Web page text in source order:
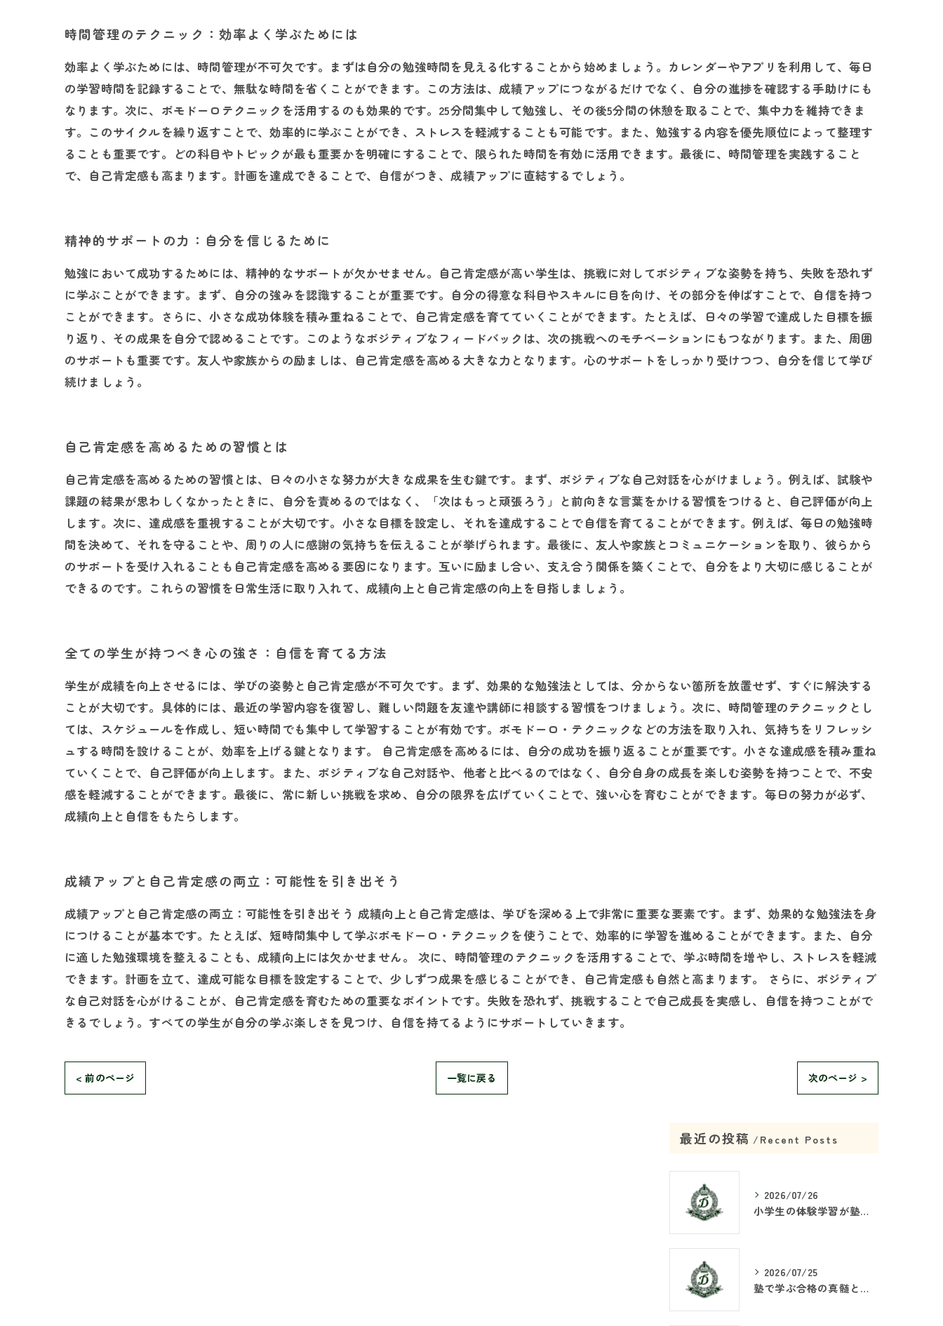
時間管理のテクニック：効率よく学ぶためには
効率よく学ぶためには、時間管理が不可欠です。まずは自分の勉強時間を見える化することから始めましょう。カレンダーやアプリを利用して、毎日
の学習時間を記録することで、無駄な時間を省くことができます。この方法は、成績アップにつながるだけでなく、自分の進捗を確認する手助けにも
なります。次に、ポモドーロテクニックを活用するのも効果的です。25分間集中して勉強し、その後5分間の休憩を取ることで、集中力を維持できま
す。このサイクルを繰り返すことで、効率的に学ぶことができ、ストレスを軽減することも可能です。また、勉強する内容を優先順位によって整理す
ることも重要です。どの科目やトピックが最も重要かを明確にすることで、限られた時間を有効に活用できます。最後に、時間管理を実践すること
で、自己肯定感も高まります。計画を達成できることで、自信がつき、成績アップに直結するでしょう。
精神的サポートの力：自分を信じるために
勉強において成功するためには、精神的なサポートが欠かせません。自己肯定感が高い学生は、挑戦に対してポジティブな姿勢を持ち、失敗を恐れず
に学ぶことができます。まず、自分の強みを認識することが重要です。自分の得意な科目やスキルに目を向け、その部分を伸ばすことで、自信を持つ
ことができます。さらに、小さな成功体験を積み重ねることで、自己肯定感を育てていくことができます。たとえば、日々の学習で達成した目標を振
り返り、その成果を自分で認めることです。このようなポジティブなフィードバックは、次の挑戦へのモチベーションにもつながります。また、周囲
のサポートも重要です。友人や家族からの励ましは、自己肯定感を高める大きな力となります。心のサポートをしっかり受けつつ、自分を信じて学び
続けましょう。
自己肯定感を高めるための習慣とは
自己肯定感を高めるための習慣とは、日々の小さな努力が大きな成果を生む鍵です。まず、ポジティブな自己対話を心がけましょう。例えば、試験や
課題の結果が思わしくなかったときに、自分を責めるのではなく、「次はもっと頑張ろう」と前向きな言葉をかける習慣をつけると、自己評価が向上
します。次に、達成感を重視することが大切です。小さな目標を設定し、それを達成することで自信を育てることができます。例えば、毎日の勉強時
間を決めて、それを守ることや、周りの人に感謝の気持ちを伝えることが挙げられます。最後に、友人や家族とコミュニケーションを取り、彼らから
のサポートを受け入れることも自己肯定感を高める要因になります。互いに励まし合い、支え合う関係を築くことで、自分をより大切に感じることが
できるのです。これらの習慣を日常生活に取り入れて、成績向上と自己肯定感の向上を目指しましょう。
全ての学生が持つべき心の強さ：自信を育てる方法
学生が成績を向上させるには、学びの姿勢と自己肯定感が不可欠です。まず、効果的な勉強法としては、分からない箇所を放置せず、すぐに解決する
ことが大切です。具体的には、最近の学習内容を復習し、難しい問題を友達や講師に相談する習慣をつけましょう。次に、時間管理のテクニックとし
ては、スケジュールを作成し、短い時間でも集中して学習することが有効です。ポモドーロ・テクニックなどの方法を取り入れ、気持ちをリフレッシ
ュする時間を設けることが、効率を上げる鍵となります。 自己肯定感を高めるには、自分の成功を振り返ることが重要です。小さな達成感を積み重ね
ていくことで、自己評価が向上します。また、ポジティブな自己対話や、他者と比べるのではなく、自分自身の成長を楽しむ姿勢を持つことで、不安
感を軽減することができます。最後に、常に新しい挑戦を求め、自分の限界を広げていくことで、強い心を育むことができます。毎日の努力が必ず、
成績向上と自信をもたらします。
成績アップと自己肯定感の両立：可能性を引き出そう
成績アップと自己肯定感の両立：可能性を引き出そう 成績向上と自己肯定感は、学びを深める上で非常に重要な要素です。まず、効果的な勉強法を身
につけることが基本です。たとえば、短時間集中して学ぶポモドーロ・テクニックを使うことで、効率的に学習を進めることができます。また、自分
に適した勉強環境を整えることも、成績向上には欠かせません。 次に、時間管理のテクニックを活用することで、学ぶ時間を増やし、ストレスを軽減
できます。計画を立て、達成可能な目標を設定することで、少しずつ成果を感じることができ、自己肯定感も自然と高まります。 さらに、ポジティブ
な自己対話を心がけることが、自己肯定感を育むための重要なポイントです。失敗を恐れず、挑戦することで自己成長を実感し、自信を持つことがで
きるでしょう。すべての学生が自分の学ぶ楽しさを見つけ、自信を持てるようにサポートしていきます。
< 前のページ 一覧に戻る 次のページ >
最近の投稿 Recent Posts
2026/07/26
小学生の体験学習が塾で重要な理由
2026/07/25
塾で学ぶ合格の真髄とは何か